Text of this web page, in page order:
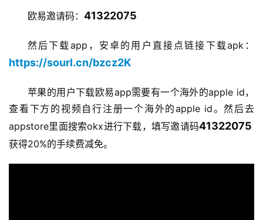
欧易邀请码： 41322075
然后下载app，安卓的用户直接点链接下载apk：
https://sourl.cn/bzcz2K
苹果的用户下载欧易app需要有一个海外的apple id，
查看下方的视频自行注册一个海外的apple id。然后去
appstore里面搜索okx进行下载，填写邀请码41322075
获得20%的手续费减免。